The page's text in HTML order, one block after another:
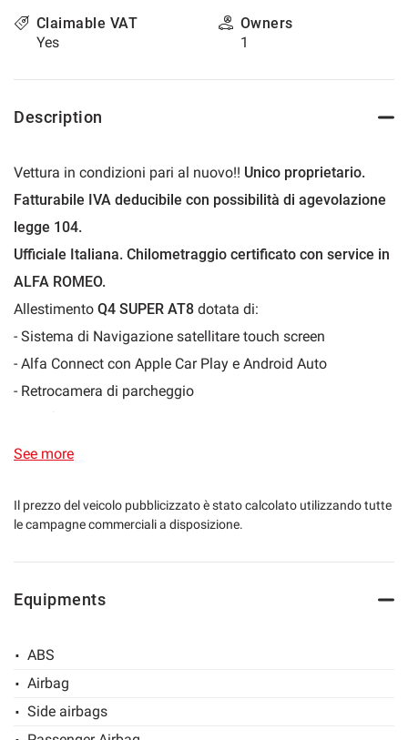
Claimable VAT
Yes
Owners
1
Description
Vettura in condizioni pari al nuovo!! Unico proprietario.
Fatturabile IVA deducibile con possibilità di agevolazione
legge 104.
Ufficiale Italiana. Chilometraggio certificato con service in
ALFA ROMEO.
Allestimento Q4 SUPER AT8 dotata di:
- Sistema di Navigazione satellitare touch screen
- Alfa Connect con Apple Car Play e Android Auto
- Retrocamera di parcheggio
- Climatronic bi-zona
- Cambio automatico AT8 con paddles al volante
- Selettore Alfa DNA
- Keyless GO (apertura ed accensione senza chiave)
- Fari posteriori LED
- Portellone posteriore elettrico
- Cerchi in lega da 19" con gomme nuove appena montate
See more
Il prezzo del veicolo pubblicizzato è stato calcolato utilizzando tutte
le campagne commerciali a disposizione.
Equipments
ABS
Airbag
Side airbags
cookie
policy.
You
change
at
any
Analytical cookies
cookie
policy
Save
settings